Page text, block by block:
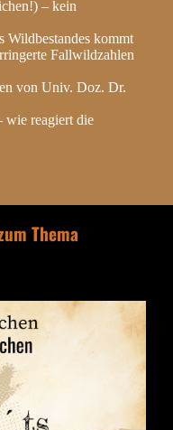
– kein
Wildbestandes kommt
Fallwildzahlen
von Univ. Doz. Dr.
wie reagiert die
Thema